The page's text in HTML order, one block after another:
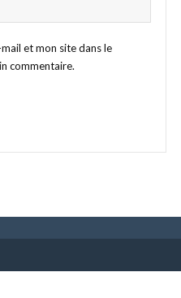
et mon site dans le
commentaire.